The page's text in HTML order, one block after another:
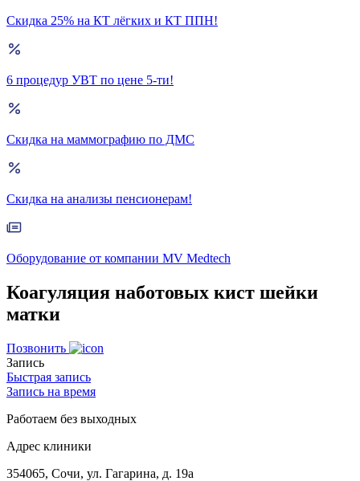
Скидка 25% на КТ лёгких и КТ ППН!
6 процедур УВТ по цене 5-ти!
Скидка на маммографию по ДМС
Скидка на анализы пенсионерам!
Оборудование от компании MV Medtech
Коагуляция наботовых кист шейки
матки
Позвонить
Запись
Быстрая запись
Запись на время
Работаем без выходных
Адрес клиники
354065, Сочи, ул. Гагарина, д. 19а